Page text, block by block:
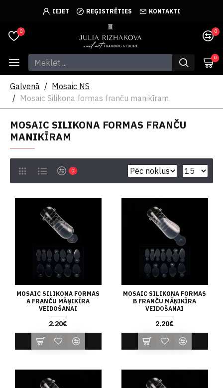
IEIET REĢISTRĒTIES KONTAKTI
0 0
0
Galvenā
Mosaic NS
Mosaic Silikona formas franču manikīram
MOSAIC SILIKONA FORMAS FRANČU
MANIKĪRAM
0
MOSAIC SILIKONA FORMAS
A FRANČU MĀŅIKĪRA
VEIDOŠANAI
2.20€
MOSAIC SILIKONA FORMAS
B FRANČU MĀŅIKĪRA
VEIDOŠANAI
2.20€